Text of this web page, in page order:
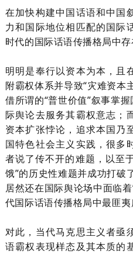
在加快构建中国话语和中国
力和国际地位相匹配的国际
时代的国际话语传播格局中存
明明是奉行以资本为本，且
附霸权体系并导致“灾难资本
借所谓的“普世价值”叙事掌
际舆论去服务其霸权意志；
资本扩张悖论，追求本国乃
国特色社会主义实践，很多
者说了传不开的难题，以至
饿”的历史性难题并成功打破
居然还在国际舆论场中面临
代国际话语传播格局中最匪夷
对此，当代马克思主义者亟
语霸权表现样态及其本质的